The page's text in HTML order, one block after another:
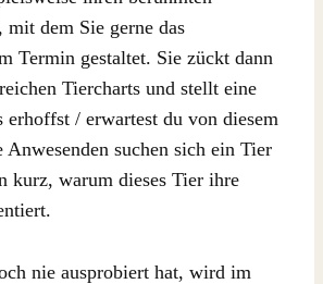
mit dem Sie gerne das
Termin gestaltet. Sie zückt dann
Tiercharts und stellt eine
erhoffst / erwartest du von diesem
suchen sich ein Tier
kurz, warum dieses Tier ihre
nie ausprobiert hat, wird im